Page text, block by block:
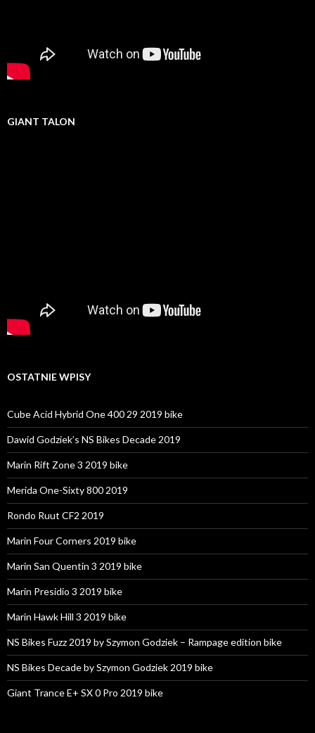
GIANT TALON
OSTATNIE WPISY
Cube Acid Hybrid One 400 29 2019 bike
Dawid Godziek’s NS Bikes Decade 2019
Marin Rift Zone 3 2019 bike
Merida One-Sixty 800 2019
Rondo Ruut CF2 2019
Marin Four Corners 2019 bike
Marin San Quentin 3 2019 bike
Marin Presidio 3 2019 bike
Marin Hawk Hill 3 2019 bike
NS Bikes Fuzz 2019 by Szymon Godziek – Rampage edition bike
NS Bikes Decade by Szymon Godziek 2019 bike
Giant Trance E+ SX 0 Pro 2019 bike